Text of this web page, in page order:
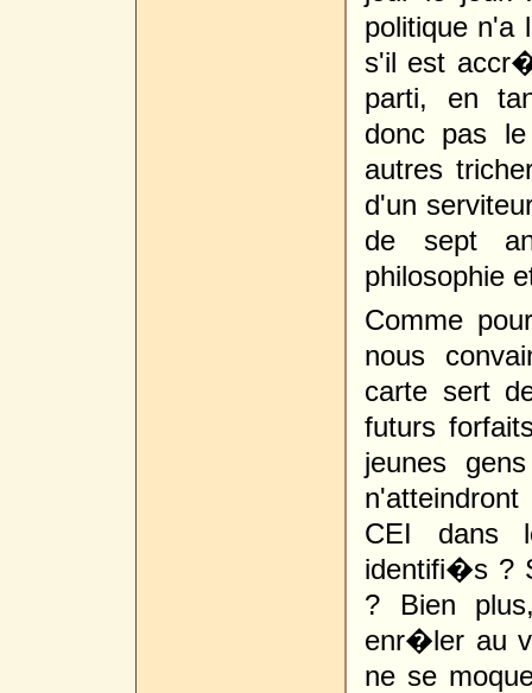
politique n'a
s'il est
parti, en
donc pas
autres
d'un
de sept
philosophie
Comme
nous
carte sert
futurs
jeunes
CEI dans
identifi�s ?
? Bien
enr�ler au
ne se